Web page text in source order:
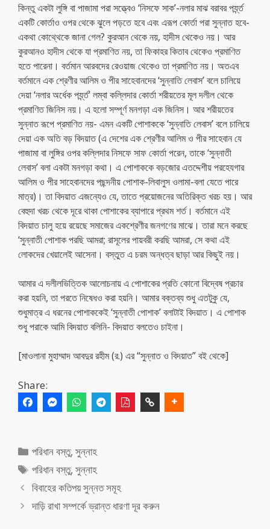
কিন্তু একটা লুঙ্গি বা পাজামা পরা সত্ত্বেও ‘নিসফে সাক’-নলার মাঝ বরাবর পর্য্ন্ত
একটি কোর্তাও ওপর থেকে ঝুলে পড়তে হবে এবং এরূপ কোর্তা পরা সুন্নাত হবে-
একথা কোথ্থেকে জানা গেল? কুরআন থেকে নয়, হাদীস থেকেও নয়। আর
কুরআনও হাদীস থেকে যা প্রমাণিত নয়, তা ফিকাহর কিতাব থেকেও প্রমাণিত
হতে পারেনা। বর্তমান আরবদের রেওয়াজ থেকেও তা প্রমাণিত নয়। অতএব
বর্তমানে এক শ্রেণীর আলিম ও পীর সাহেবানদের ‘সুন্নাতি লেবাস’ বলে চালিয়ে
দেয়া ‘নলার অর্ধেক পর্য্ন্ত’ লম্বা কল্লিদার কোর্তা শরীয়তের মূল দলীল থেকে
প্রমাণিত জিনিস নয়। এ হলো সম্পূর্ণ মনগড়া এক জিনিস। আর শরীয়তের
সুন্নাত রূপে প্রমাণিত নয়- এমন একটি পোশাককে ‘সুন্নাতি লেবাস’ বলে চালিয়ে
দেয়া এক অতি বড় বিদয়াত (এ দেশের এক শ্রেণীর আলিম ও পীর সাহেবান যে
পাজামা বা লুঙ্গির ওপর কল্লিদার নিসফে সাফ কোর্তা পরেন, তাকে ‘সুন্নাতী
লেবাস’ বলা একটা মনগড়া কথা। এ পোশাককে বড়জোর এতদ্দেশীয় পরহেযগার
আলিম ও পীর সাহেবানদের পছন্দনীয় পোশাক-লিবালুস ওলামা-বলা যেতে পারে
মাত্র)। তা বিদয়াত এজন্যেও যে, তাতে প্রয়োজনের অতিরিক্ত খরচ হয়। আর
বেহুদা খরচ থেকে দূরে থাকা পোশাকের ব্যাপারে প্রথম শর্ত। বর্তমানে এই
বিদয়াত চালু হয়ে রয়েছে সমাজের একশ্রেণীর জনগণের মাঝে। তারা মনে করছে
‘সুন্নাতী পোশাক পরছি আমরা; রাসূলের পায়বরী করছি আমরা, সে কথা এই
লোকদের খেয়ালেই আসেনা। বস্তুত এ চরম অন্ধত্ব ছাড়া আর কিছুই নয়।
আমার এ দলীলভিত্তিক আলোচনায় এ পোশাকের প্রতি কোনো বিদ্বেষ প্রচার
করা হয়নি, তা পরতে নিষেধও করা হয়নি। আমার বক্তব্য শুধু এতটুকু যে,
শুধুমাত্র এ ধরনের পোশাককেই ‘সুন্নাতী পোশাক’ বলাটাই বিদয়াত। এ পোশাক
শুধু পরাকে আমি বিদয়াত বলিনি- বিদয়াত বলতেও চাইনা।
[মাওলানা মুহাম্মাদ আবদুর রহীম (র.) এর “সুন্নাত ও বিদয়াত” বই থেকে]
Share:
Categories
পরিধান বস্তু,সুন্নাহ
Tags
পরিধান বস্তু,সুন্নাহ
বিবাহের কতিপয় সুন্নত সমূহ
দাড়ি রাখা সম্পর্কে ভ্রান্ত ধারণা দূর করুন